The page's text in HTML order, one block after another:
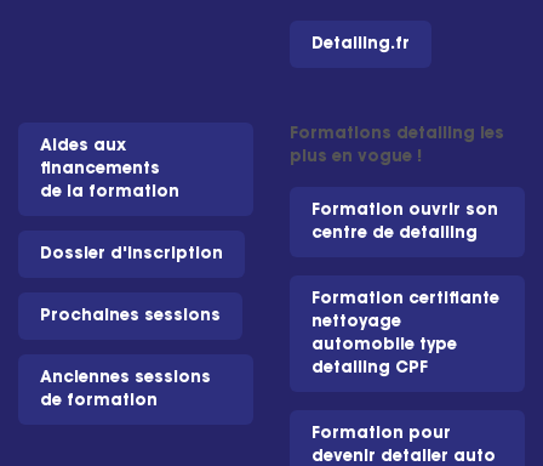
Detailing.fr
Aides aux
financements
de la formation
Dossier d'inscription
Prochaines sessions
Anciennes sessions
de formation
Formations detailing les
plus en vogue !
Formation ouvrir son
centre de detailing
Formation certifiante
nettoyage
automobile type
detailing CPF
Formation pour
devenir detailer auto